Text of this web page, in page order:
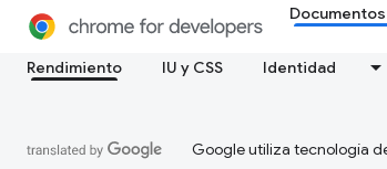
Documentos
Rendimiento IU y CSS Identidad
Google utiliza tecnología